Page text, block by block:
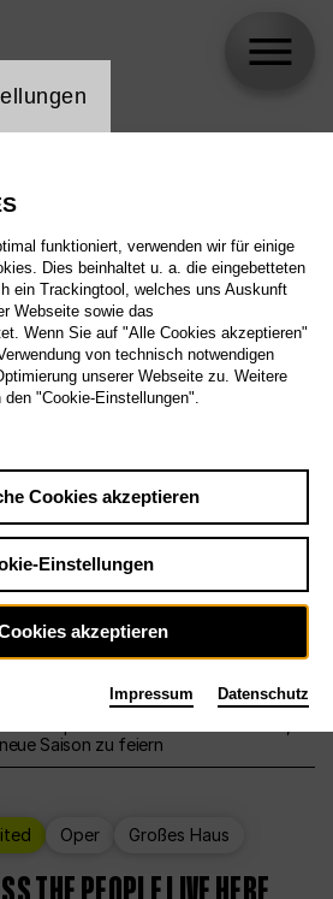
Großes Haus
Saison zu feiern
Oper Großes Haus
funktioniert, verwenden wir für einige
Dies beinhaltet u. a. die eingebetteten
ein Trackingtool, welches uns Auskunft
Webseite sowie das
Wenn Sie auf "Alle Cookies akzeptieren"
von technisch notwendigen
unserer Webseite zu. Weitere
den "Cookie-Einstellungen".
Cookies akzeptieren
Einstellungen
akzeptieren
Impressum Datenschutz